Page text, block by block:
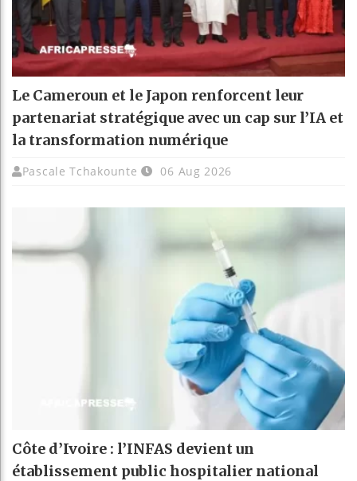
Le Cameroun et le Japon renforcent leur
partenariat stratégique avec un cap sur l’IA et
la transformation numérique
Pascale Tchakounte 06 Aug 2026
Côte d’Ivoire : l’INFAS devient un
établissement public hospitalier national